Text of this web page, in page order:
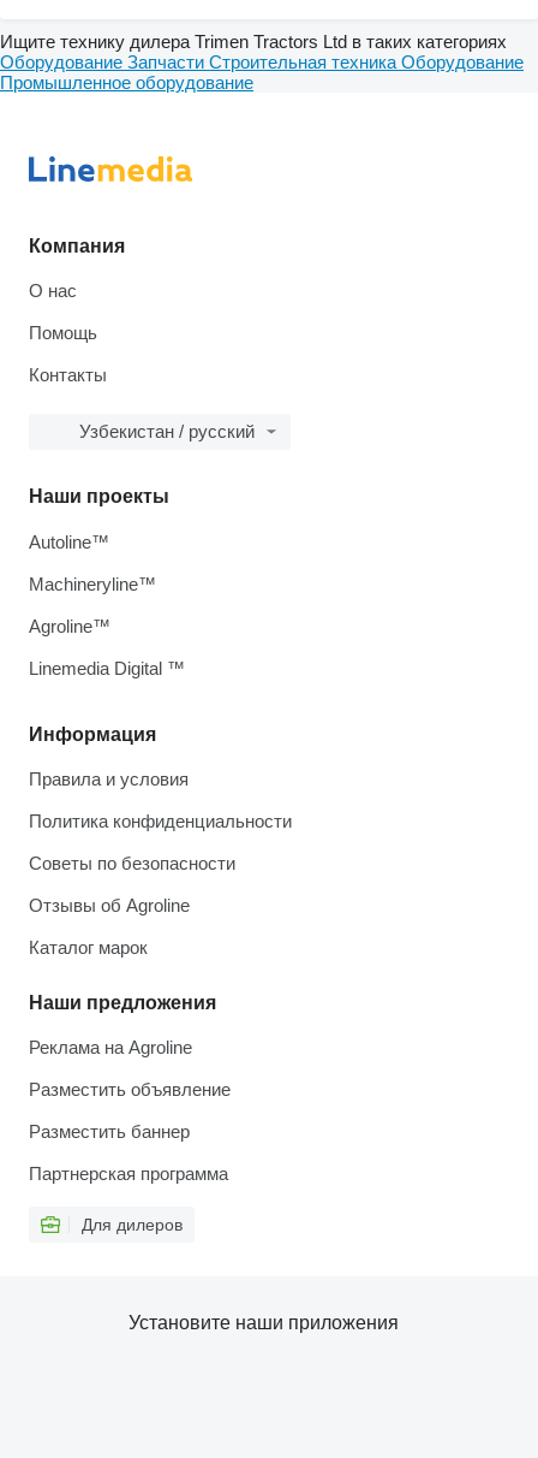
Ищите технику дилера Trimen Tractors Ltd в таких категориях
Оборудование Запчасти Строительная техника Оборудование
Промышленное оборудование
Компания
О нас
Помощь
Контакты
Узбекистан / русский
Информация
Правила и условия
Политика конфиденциальности
Советы по безопасности
Отзывы об Agroline
Каталог марок
Наши предложения
Реклама на Agroline
Разместить объявление
Разместить баннер
Партнерская программа
Для дилеров
Наши проекты
Autoline™
Machineryline™
Agroline™
Linemedia Digital ™
Установите наши приложения